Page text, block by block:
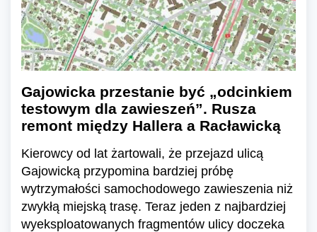
Gajowicka przestanie być „odcinkiem
testowym dla zawieszeń”. Rusza
remont między Hallera a Racławicką
Kierowcy od lat żartowali, że przejazd ulicą
Gajowicką przypomina bardziej próbę
wytrzymałości samochodowego zawieszenia niż
zwykłą miejską trasę. Teraz jeden z najbardziej
wyeksploatowanych fragmentów ulicy doczeka